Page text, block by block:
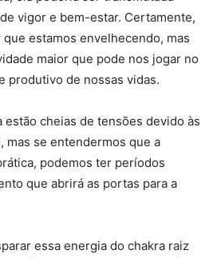
vigor e bem-estar. Certamente,
estamos envelhecendo, mas
maior que pode nos jogar no
produtivo de nossas vidas.
estão cheias de tensões devido às
mas se entendermos que a
podemos ter períodos
que abrirá as portas para a
essa energia do chakra raiz